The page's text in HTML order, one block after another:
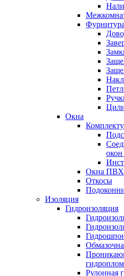
Окна
Окна ПВХ
Откосы
Изоляция
Гидроизоляция
Рулонная